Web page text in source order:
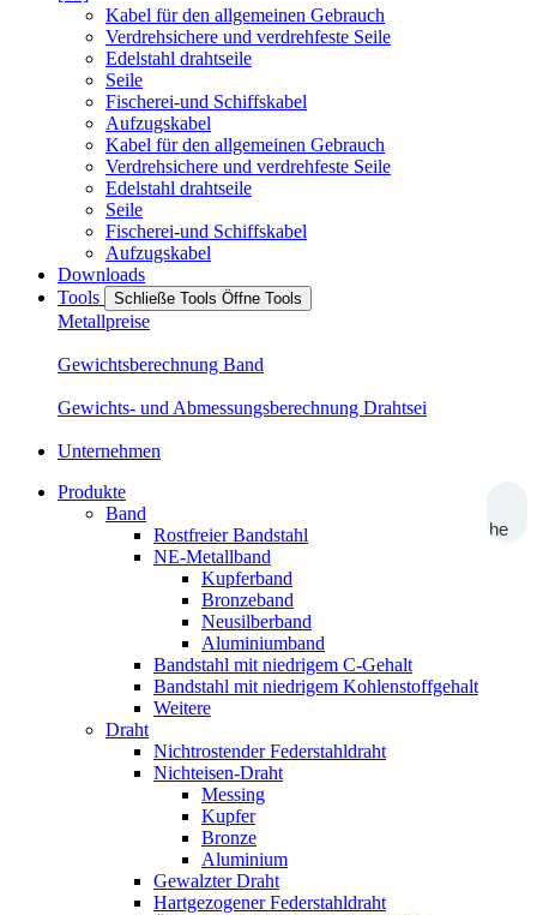
Kabel für den allgemeinen Gebrauch
Verdrehsichere und verdrehfeste Seile
Edelstahl drahtseile
Seile
Fischerei-und Schiffskabel
Aufzugskabel
Kabel für den allgemeinen Gebrauch
Verdrehsichere und verdrehfeste Seile
Edelstahl drahtseile
Seile
Fischerei-und Schiffskabel
Aufzugskabel
Downloads
Tools
Schließe Tools Öffne Tools
Metallpreise
Gewichtsberechnung Band
Gewichts- und Abmessungsberechnung Drahtsei
Unternehmen
Suche
Produkte
Band
Rostfreier Bandstahl
NE-Metallband
Kupferband
Bronzeband
Neusilberband
Aluminiumband
Bandstahl mit niedrigem C-Gehalt
Bandstahl mit niedrigem Kohlenstoffgehalt
Weitere
Draht
Nichtrostender Federstahldraht
Nichteisen-Draht
Messing
Kupfer
Bronze
Aluminium
Gewalzter Draht
Hartgezogener Federstahldraht